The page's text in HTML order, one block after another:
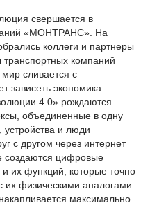
свершается в
«МОНТРАНС». На
коллеги и партнеры
компаний
сливается с
зависеть экономика
4.0» рождаются
объединенные в одну
и люди
с другом через интернет
создаются цифровые
и их функций, которые точно
их физическими аналогами
максимально